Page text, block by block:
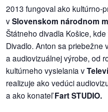
podpora
podporte
nás
podporili
nás
2013 fungoval ako kultúrno-
vSlovenskom národnom
Štátneho divadla Košice,
Divadlo. Anton sa priebežne
a audiovizuálnej výrobe, od
kultúrneho vysielania v
realizuje ako vedúci
a ako konateľFart STUDIO.